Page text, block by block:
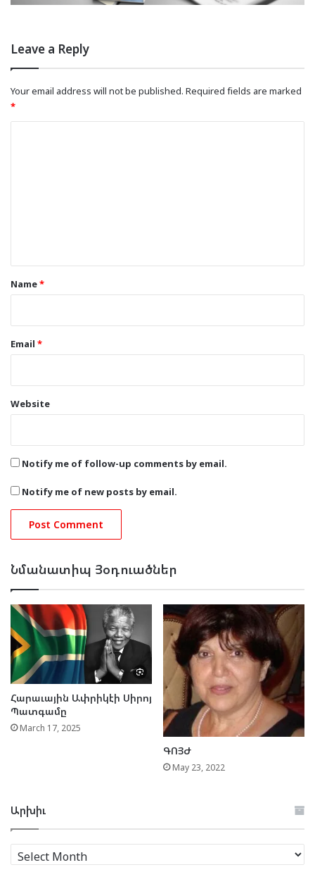
Leave a Reply
Your email address will not be published. Required fields are marked
*
*Name*
Email *
Website
Notify me of follow-up comments by email.
Notify me of new posts by email.
Նմանատիպ Յօդուածներ
Հարաւային Ափրիկէի Սիրոյ
Պատգամը
March 17, 2025
ԳՈՅԺ
May 23, 2022
Արխիւ
Արխիւ